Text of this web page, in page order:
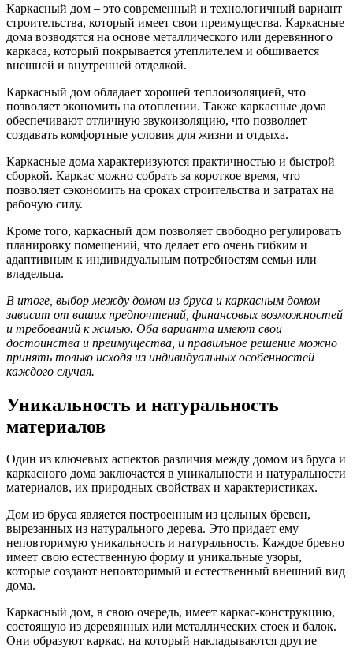
Каркасный дом – это современный и технологичный вариант
строительства, который имеет свои преимущества. Каркасные
дома возводятся на основе металлического или деревянного
каркаса, который покрывается утеплителем и обшивается
внешней и внутренней отделкой.
Каркасный дом обладает хорошей теплоизоляцией, что
позволяет экономить на отоплении. Также каркасные дома
обеспечивают отличную звукоизоляцию, что позволяет
создавать комфортные условия для жизни и отдыха.
Каркасные дома характеризуются практичностью и быстрой
сборкой. Каркас можно собрать за короткое время, что
позволяет сэкономить на сроках строительства и затратах на
рабочую силу.
Кроме того, каркасный дом позволяет свободно регулировать
планировку помещений, что делает его очень гибким и
адаптивным к индивидуальным потребностям семьи или
владельца.
В итоге, выбор между домом из бруса и каркасным домом
зависит от ваших предпочтений, финансовых возможностей
и требований к жилью. Оба варианта имеют свои
достоинства и преимущества, и правильное решение можно
принять только исходя из индивидуальных особенностей
каждого случая.
Уникальность и натуральность
материалов
Один из ключевых аспектов различия между домом из бруса и
каркасного дома заключается в уникальности и натуральности
материалов, их природных свойствах и характеристиках.
Дом из бруса является построенным из цельных бревен,
вырезанных из натурального дерева. Это придает ему
неповторимую уникальность и натуральность. Каждое бревно
имеет свою естественную форму и уникальные узоры,
которые создают неповторимый и естественный внешний вид
дома.
Каркасный дом, в свою очередь, имеет каркас-конструкцию,
состоящую из деревянных или металлических стоек и балок.
Они образуют каркас, на который накладываются другие